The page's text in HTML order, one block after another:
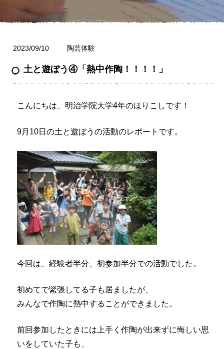
2023/09/10 陶芸体験
土と遊ぼう④「熱中作陶！！！！」
こんにちは、明治学院大学4年のほりこしです！
9月10日の土と遊ぼうの活動のレポートです。
今回は、経験者半分、初参加半分での活動でした。
初めてで緊張してる子も居ましたが、
みんなで作陶に熱中することができました。
前回参加したときには上手く作陶が出来ずに悔しい思
いをしていた子も、